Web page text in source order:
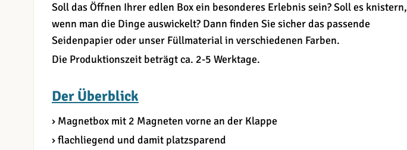
Soll das Öffnen Ihrer edlen Box ein besonderes Erlebnis sein? Soll es knistern,
wenn man die Dinge auswickelt? Dann finden Sie sicher das passende
Seidenpapier oder unser Füllmaterial in verschiedenen Farben.
Die Produktionszeit beträgt ca. 2-5 Werktage.
Der Überblick
› Magnetbox mit 2 Magneten vorne an der Klappe
› flachliegend und damit platzsparend